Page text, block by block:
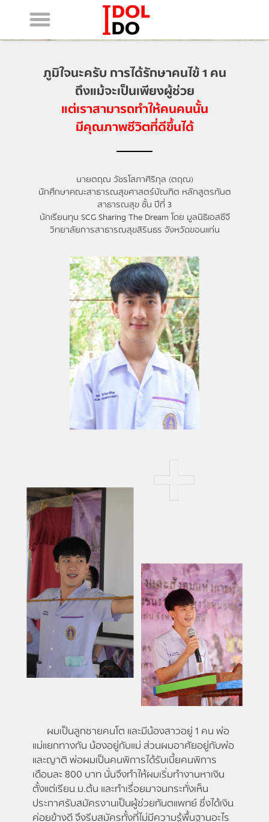
ภูมิใจนะครับ การได้รักษาคนไข้ 1 คน
ถึงแม้จะเป็นเพียงผู้ช่วย
แต่เราสามารถทำให้คนคนนั้น
มีคุณภาพชีวิตที่ดีขึ้นได้
นายตฤณ วัชรโสภาศิริกุล (ตฤณ)
นักศึกษาคณะสาธารณสุขศาสตร์บัณฑิต หลักสูตรทันต
สาธารณสุข ชั้น ปีที่ 3
นักเรียนทุน SCG Sharing The Dream โดย มูลนิธิเอสซีจี
วิทยาลัยการสาธารณสุขสิรินธร จังหวัดขอนแก่น
ผมเป็นลูกชายคนโต และมีน้องสาวอยู่ 1 คน พ่อ
แม่แยกทางกัน น้องอยู่กับแม่ ส่วนผมอาศัยอยู่กับพ่อ
และญาติ พ่อผมเป็นคนพิการได้รับเบี้ยคนพิการ
เดือนละ 800 บาท นั่นจึงทำให้ผมเริ่มทำงานหาเงิน
ตั้งแต่เรียน ม.ต้น และทำเรื่อยมาจนกระทั่งเห็น
ประกาศรับสมัครงานเป็นผู้ช่วยทันตแพทย์ ซึ่งได้เงิน
ค่อยข้างดี จึงรีบสมัครทั้งที่ไม่มีความรู้พื้นฐานอะไร